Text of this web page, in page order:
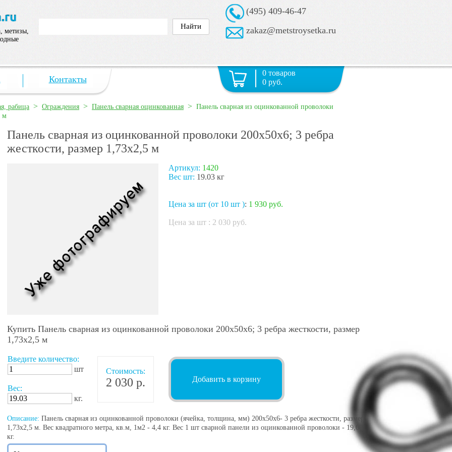
метизы,
(495) 409-46-47
zakaz@metstroysetka.ru
Контакты
0 товаров
0 руб.
рабица > Ограждения > Панель сварная оцинкованная > Панель сварная из оцинкованной проволоки
м
Панель сварная из оцинкованной проволоки 200х50х6; 3 ребра
жесткости, размер 1,73х2,5 м
Артикул: 1420
Вес шт: 19.03 кг
Цена за шт (от 10 шт ): 1 930 руб.
Цена за шт : 2 030 руб.
Купить Панель сварная из оцинкованной проволоки 200х50х6; 3 ребра жесткости, размер
1,73х2,5 м
Введите количество:
шт
Вес:
кг.
Стоимость:
2 030 р. Добавить в корзину
Описание: Панель сварная из оцинкованной проволоки (ячейка, толщина, мм) 200х50х6- 3 ребра жесткости, размер
1,73х2,5 м. Вес квадратного метра, кв.м, 1м2 - 4,4 кг. Вес 1 шт сварной панели из оцинкованной проволоки - 19,03
кг.